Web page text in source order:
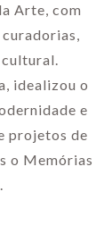
Arte, com
idealizou o
e
projetos de
o Memórias